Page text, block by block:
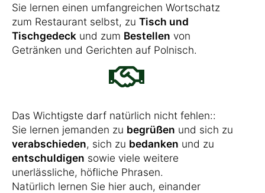
Sie lernen einen umfangreichen Wortschatz
zum Restaurant selbst, zu Tisch und
Tischgedeck und zum Bestellen von
Getränken und Gerichten auf Polnisch.
Das Wichtigste darf natürlich nicht fehlen::
Sie lernen jemanden zu begrüßen und sich zu
verabschieden, sich zu bedanken und zu
entschuldigen sowie viele weitere
unerlässliche, höfliche Phrasen.
Natürlich lernen Sie hier auch, einander